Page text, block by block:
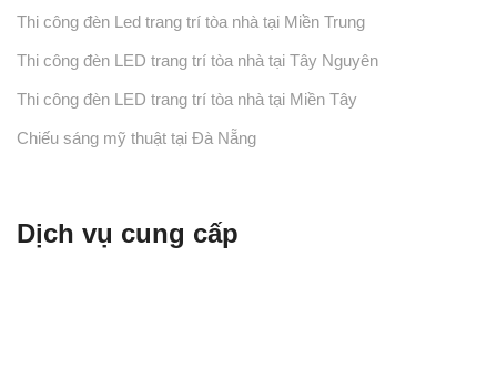
Thi công đèn Led trang trí tòa nhà tại Miền Trung
Thi công đèn LED trang trí tòa nhà tại Tây Nguyên
Thi công đèn LED trang trí tòa nhà tại Miền Tây
Chiếu sáng mỹ thuật tại Đà Nẵng
Dịch vụ cung cấp